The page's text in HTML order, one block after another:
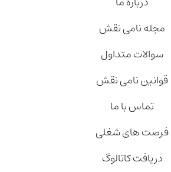
مجله نامی نقش
سوالات متداول
قوانین نامی نقش
تماس با ما
فرصت های شغلی
دریافت کاتالوگ